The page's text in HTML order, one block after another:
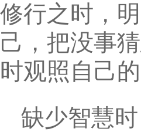
修行之时，
己，把没事
时观照自己
缺少智慧